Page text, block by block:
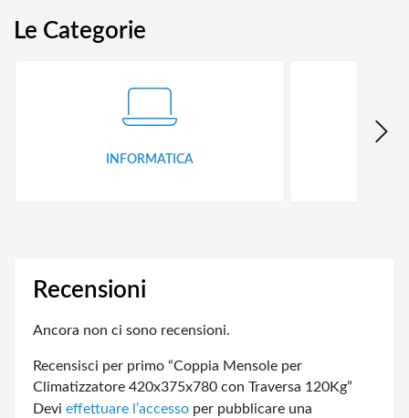
Le Categorie
INFORMATICA
Recensioni
Ancora non ci sono recensioni.
Recensisci per primo “Coppia Mensole per
Climatizzatore 420x375x780 con Traversa 120Kg”
Devi effettuare l’accesso per pubblicare una